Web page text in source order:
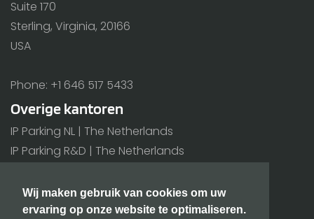
Wij maken gebruik van cookies om uw
ervaring op onze website te optimaliseren.
Suite 170
Sterling, Virginia, 20166
USA
Phone: +1 646 517 5433
Overige kantoren
IP Parking NL | The Netherlands
IP Parking R&D | The Netherlands
Alle kantoren >